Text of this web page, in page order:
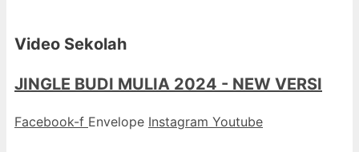
Video Sekolah
JINGLE BUDI MULIA 2024 - NEW VERSI
Facebook-f Envelope Instagram Youtube